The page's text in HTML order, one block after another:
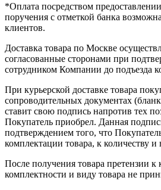
*Оплата посредством
поручения с отметкой банка
клиентов.
Доставка товара по Москве
согласованные сторонами при
сотрудником Компании до подъезда
При курьерской доставке товара
сопроводительных документах
ставит свою подпись напротив тех
Покупатель приобрел. Данная
подтверждением того, что
комплектации товара, к количеству
После получения товара претензии к
комплектности и виду товара не